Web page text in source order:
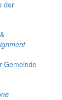
der
Gemeinde